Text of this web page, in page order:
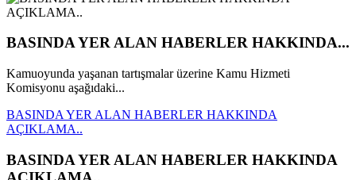
BASINDA YER ALAN HABERLER HAKKINDA...
Kamuoyunda yaşanan tartışmalar üzerine Kamu Hizmeti
Komisyonu aşağıdaki...
BASINDA YER ALAN HABERLER HAKKINDA
AÇIKLAMA..
BASINDA YER ALAN HABERLER HAKKINDA